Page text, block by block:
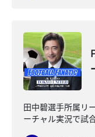
田中碧選手所属リ
ーチャル実況で試